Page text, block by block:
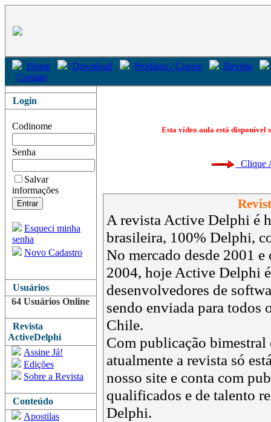
Home Download Produtos / Cursos
Revista
Contato
Login
Codinome
Senha
Salvar
informações
Esqueci minha
senha
Novo Cadastro
Usuários
64 Usuários Online
Revista
ActiveDelphi
Assine Já!
Edições
Sobre a Revista
Conteúdo
Apostilas
Esta vídeo aula está disponível
Clique
A revista Active Delphi é
brasileira, 100% Delphi,
No mercado desde 2001
2004, hoje Active Delphi
desenvolvedores de
sendo enviada para todos
Chile.
Com publicação bimestral
atualmente a revista só
nosso site e conta com
qualificados e de talento
Delphi.